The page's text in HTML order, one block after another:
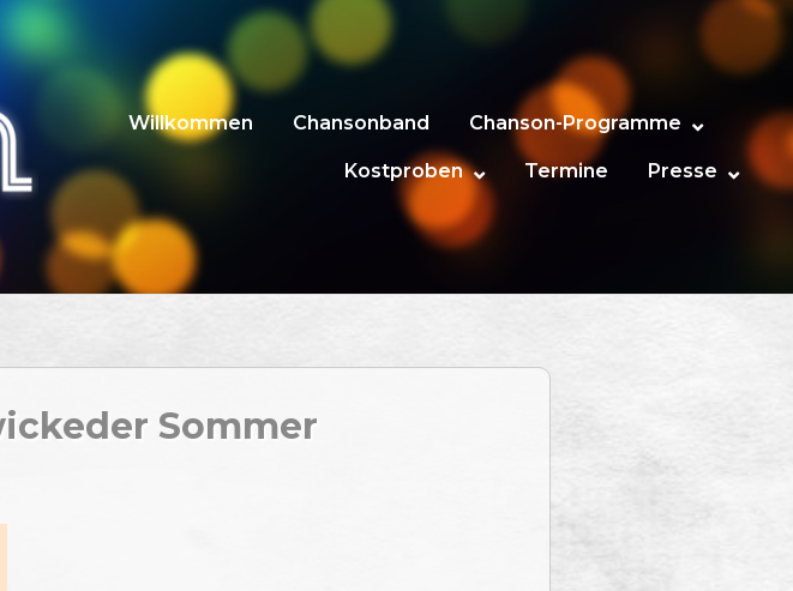
Willkommen Chansonband Chanson-Programme
Kostproben Termine Presse
Sommer